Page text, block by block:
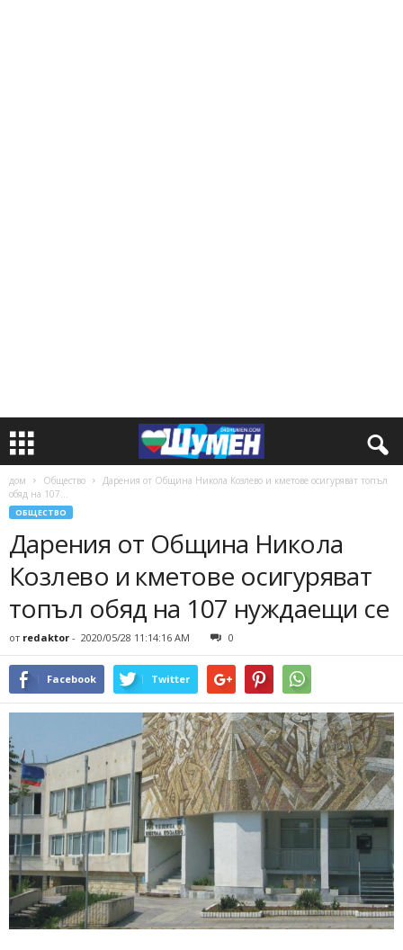
дом Общество
Дарения от Община Никола Козлево и кметове осигуряват топъл
обяд на 107...
ОБЩЕСТВО
Дарения от Община Никола
Козлево и кметове осигуряват
топъл обяд на 107 нуждаещи се
от redaktor - 2020/05/28 11:14:16 AM 0
Facebook Twitter